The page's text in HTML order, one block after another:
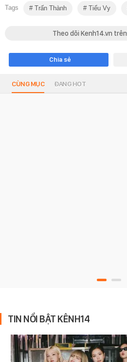
Tags Trấn Thành Tiểu Vy
Theo dõi Kenh14.vn trên
Chia sẻ
CÙNG MỤC ĐANG HOT
TIN NỔI BẬT KÊNH14